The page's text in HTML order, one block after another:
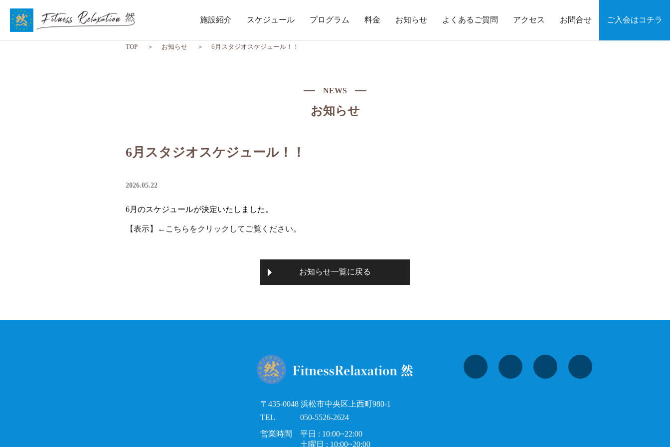
施設紹介 スケジュール プログラム 料金 お知らせ よくあるご質問 アクセス お問合せ ご入会はコチラ
TOP お知らせ 6月スタジオスケジュール！！
NEWS
お知らせ
6月スタジオスケジュール！！
2026.05.22
6月のスケジュールが決定いたしました。
【表示】←こちらをクリックしてご覧ください。
お知らせ一覧に戻る
〒435-0048 浜松市中央区上西町980-1
TEL
050-5526-2624
営業時間
平日 : 10:00~22:00
土曜日 : 10:00~20:00